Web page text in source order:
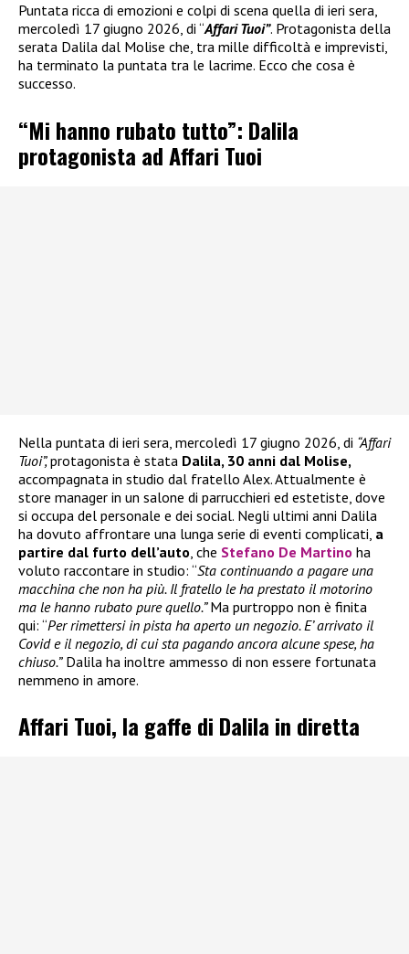
Puntata ricca di emozioni e colpi di scena quella di ieri sera,
mercoledì 17 giugno 2026, di “Affari Tuoi”. Protagonista della
serata Dalila dal Molise che, tra mille difficoltà e imprevisti,
ha terminato la puntata tra le lacrime. Ecco che cosa è
successo.
“Mi hanno rubato tutto”: Dalila
protagonista ad Affari Tuoi
Nella puntata di ieri sera, mercoledì 17 giugno 2026, di “Affari
Tuoi”,protagonista è stata Dalila, 30 anni dal Molise,
accompagnata in studio dal fratello Alex. Attualmente è
store manager in un salone di parrucchieri ed estetiste, dove
si occupa del personale e dei social. Negli ultimi anni Dalila
ha dovuto affrontare una lunga serie di eventi complicati, a
partire dal furto dell’auto , che Stefano De Martino ha
voluto raccontare in studio: “Sta continuando a pagare una
macchina che non ha più. Il fratello le ha prestato il motorino
ma le hanno rubato pure quello.”Ma purtroppo non è finita
qui: “Per rimettersi in pista ha aperto un negozio. E’ arrivato il
Covid e il negozio, di cui sta pagando ancora alcune spese, ha
chiuso.”Dalila ha inoltre ammesso di non essere fortunata
nemmeno in amore.
Affari Tuoi, la gaffe di Dalila in diretta